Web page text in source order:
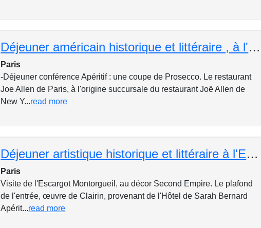
Déjeuner américain historique et littéraire , à l'occasion de l'Independance Day chez Joe Allen
Paris
-Déjeuner conférence Apéritif : une coupe de Prosecco. Le restaurant
Joe Allen de Paris, à l'origine succursale du restaurant Joë Allen de
New Y...read more
Déjeuner artistique historique et littéraire à l'Escargot Montorgueil
Paris
Visite de l'Escargot Montorgueil, au décor Second Empire. Le plafond
de l'entrée, œuvre de Clairin, provenant de l'Hôtel de Sarah Bernard
Apérit...read more